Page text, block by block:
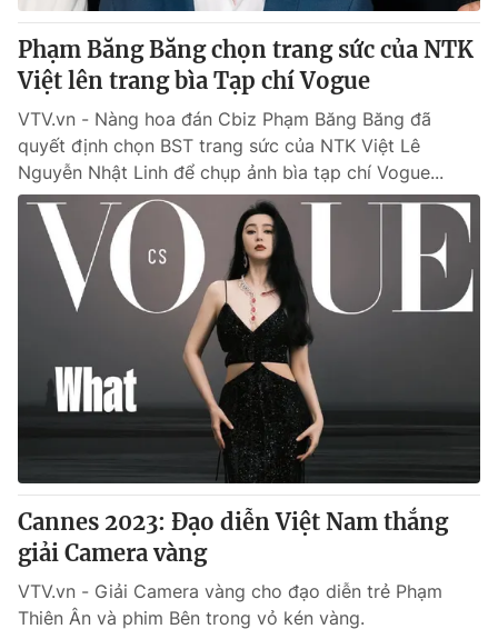
Phạm Băng Băng chọn trang sức của NTK
Việt lên trang bìa Tạp chí Vogue
VTV.vn - Nàng hoa đán Cbiz Phạm Băng Băng đã
quyết định chọn BST trang sức của NTK Việt Lê
Nguyễn Nhật Linh để chụp ảnh bìa tạp chí Vogue...
Cannes 2023: Đạo diễn Việt Nam thắng
giải Camera vàng
VTV.vn - Giải Camera vàng cho đạo diễn trẻ Phạm
Thiên Ân và phim Bên trong vỏ kén vàng.